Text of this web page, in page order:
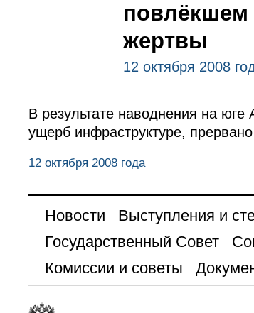
повлёкшем
жертвы
12 октября 2008
В результате наводнения на
ущерб инфраструктуре,
12 октября 2008 года
Новости Выступления и
Государственный Совет
Комиссии и советы